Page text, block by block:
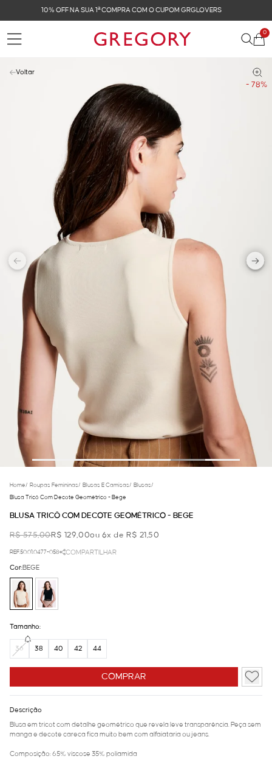
FRETE GRÁTIS NAS COMPRAS ACIMA DE R$ 899
0
- 78%
Voltar
Home/ Roupas Femininas/ Blusas E Camisas/ Blusas/
Blusa Tricô Com Decote Geométrico - Bege
BLUSA TRICÔ COM DECOTE GEOMÉTRICO - BEGE
R$ 575,00R$ 129,00ou 6x de R$ 21,50
REF.50.01.0477-058 COMPARTILHAR
COMPRAR
Cor:BEGE
Tamanho:
36 38 40 42 44
Descrição
Blusa em tricot com detalhe geométrico que revela leve transparência. Peça sem
manga e decote careca fica muito bem com alfaiataria ou jeans.
Composição: 65% viscose 35% poliamida